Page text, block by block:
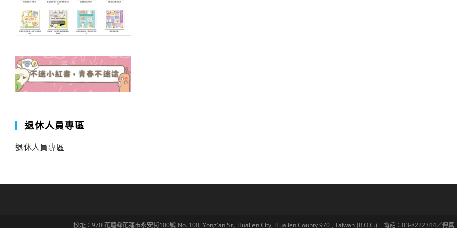
退休人員專區
退休人員專區
校址：970 花蓮縣花蓮市永安街100號 No. 100, Yong'an St., Hualien City, Hualien County 970 , Taiwan (R.O.C.) 電話：03-8222344／傳